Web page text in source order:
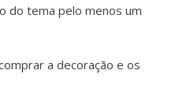
do tema pelo menos um
a decoração e os